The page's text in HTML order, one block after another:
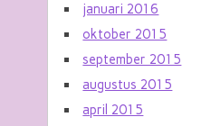
januari 2016
oktober 2015
september 2015
augustus 2015
april 2015